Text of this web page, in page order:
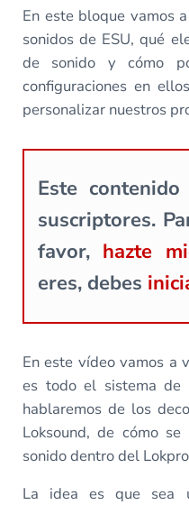
En este bloque vamos
sonidos de ESU, qué
de sonido y cómo
configuraciones en
personalizar nuestros
Este
suscriptores.
favor, hazte
eres, debes
En este vídeo vamos a
es todo el sistema de
hablaremos de los
Loksound, de cómo
sonido dentro del
La idea es que sea